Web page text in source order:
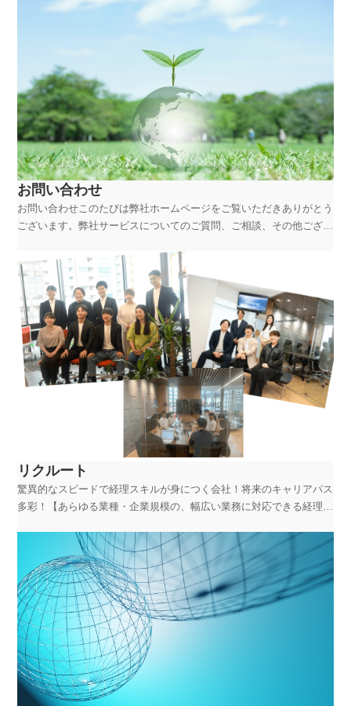
お問い合わせ
お問い合わせこのたびは弊社ホームページをご覧いただきありがとう
ございます。弊社サービスについてのご質問、ご相談、その他ござい
せていただくよう努めております。お電話でのお問い合わせはこちら
お客様専用ダイヤル （受付時間 平日/9:00～18...
リクルート
驚異的なスピードで経理スキルが身につく会社！将来のキャリアパス
多彩！【あらゆる業種・企業規模の、幅広い業務に対応できる経理の
業】コンサルティング事業＆IT事業を拡大中！【経理プロ】専門的な
経理実務を磨き経理のプロへ【社員研修】社員しか受けら...